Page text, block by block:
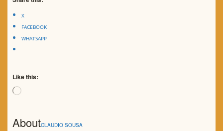
X
FACEBOOK
WHATSAPP
Like this:
Loading…
AboutCLAUDIO SOUSA